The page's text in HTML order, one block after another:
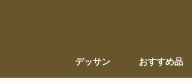
デッサン おすすめ品